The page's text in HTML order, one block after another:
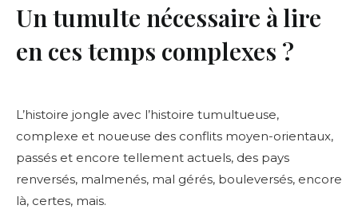
Un tumulte nécessaire à lire
en ces temps complexes ?
L’histoire jongle avec l’histoire tumultueuse,
complexe et noueuse des conflits moyen-orientaux,
passés et encore tellement actuels, des pays
renversés, malmenés, mal gérés, bouleversés, encore
là, certes, mais.